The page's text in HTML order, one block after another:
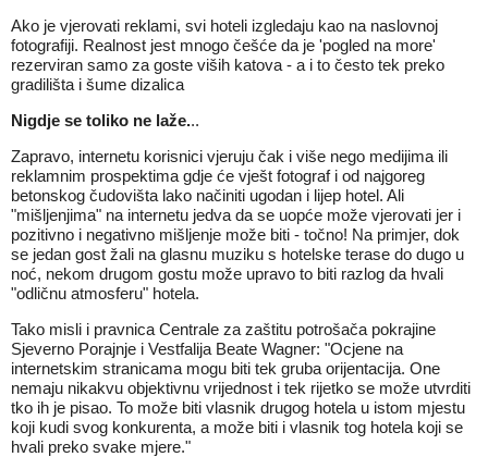
Ako je vjerovati reklami, svi hoteli izgledaju kao na naslovnoj
fotografiji. Realnost jest mnogo češće da je 'pogled na more'
rezerviran samo za goste viših katova - a i to često tek preko
gradilišta i šume dizalica
Nigdje se toliko ne laže...
Zapravo, internetu korisnici vjeruju čak i više nego medijima ili
reklamnim prospektima gdje će vješt fotograf i od najgoreg
betonskog čudovišta lako načiniti ugodan i lijep hotel. Ali
"mišljenjima" na internetu jedva da se uopće može vjerovati jer i
pozitivno i negativno mišljenje može biti - točno! Na primjer, dok
se jedan gost žali na glasnu muziku s hotelske terase do dugo u
noć, nekom drugom gostu može upravo to biti razlog da hvali
"odličnu atmosferu" hotela.
Tako misli i pravnica Centrale za zaštitu potrošača pokrajine
Sjeverno Porajnje i Vestfalija Beate Wagner: "Ocjene na
internetskim stranicama mogu biti tek gruba orijentacija. One
nemaju nikakvu objektivnu vrijednost i tek rijetko se može utvrditi
tko ih je pisao. To može biti vlasnik drugog hotela u istom mjestu
koji kudi svog konkurenta, a može biti i vlasnik tog hotela koji se
hvali preko svake mjere."